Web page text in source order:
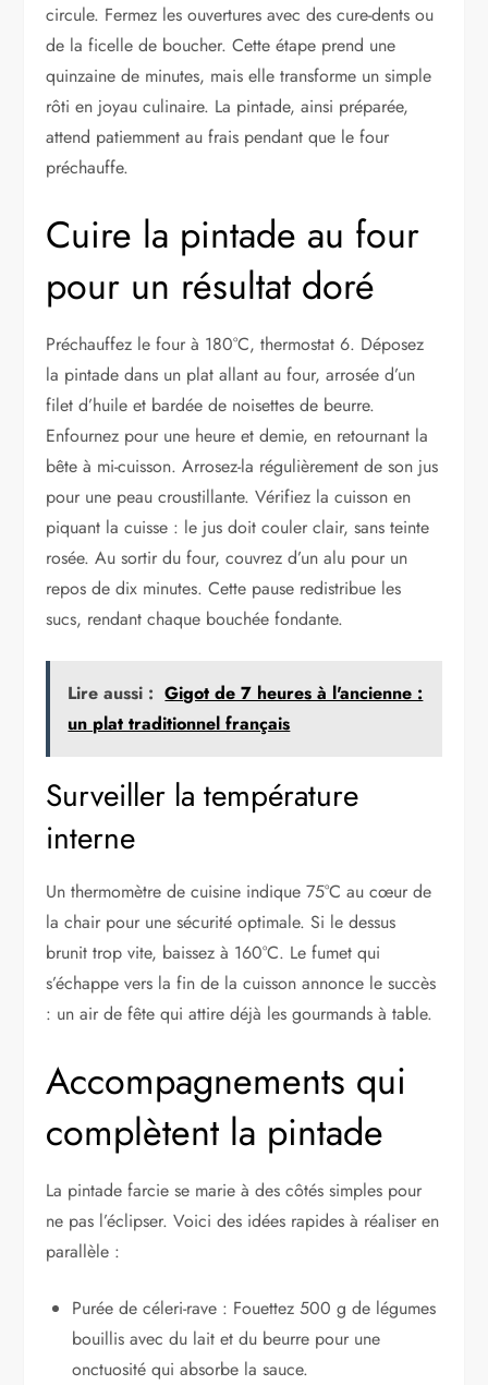
circule. Fermez les ouvertures avec des cure-dents ou
de la ficelle de boucher. Cette étape prend une
quinzaine de minutes, mais elle transforme un simple
rôti en joyau culinaire. La pintade, ainsi préparée,
attend patiemment au frais pendant que le four
préchauffe.
Cuire la pintade au four
pour un résultat doré
Préchauffez le four à 180°C, thermostat 6. Déposez
la pintade dans un plat allant au four, arrosée d’un
filet d’huile et bardée de noisettes de beurre.
Enfournez pour une heure et demie, en retournant la
bête à mi-cuisson. Arrosez-la régulièrement de son jus
pour une peau croustillante. Vérifiez la cuisson en
piquant la cuisse : le jus doit couler clair, sans teinte
rosée. Au sortir du four, couvrez d’un alu pour un
repos de dix minutes. Cette pause redistribue les
sucs, rendant chaque bouchée fondante.
Lire aussi : Gigot de 7 heures à l'ancienne :
un plat traditionnel français
Surveiller la température
interne
Un thermomètre de cuisine indique 75°C au cœur de
la chair pour une sécurité optimale. Si le dessus
brunit trop vite, baissez à 160°C. Le fumet qui
s’échappe vers la fin de la cuisson annonce le succès
: un air de fête qui attire déjà les gourmands à table.
Accompagnements qui
complètent la pintade
La pintade farcie se marie à des côtés simples pour
ne pas l’éclipser. Voici des idées rapides à réaliser en
parallèle :
Purée de céleri-rave : Fouettez 500 g de légumes
bouillis avec du lait et du beurre pour une
onctuosité qui absorbe la sauce.